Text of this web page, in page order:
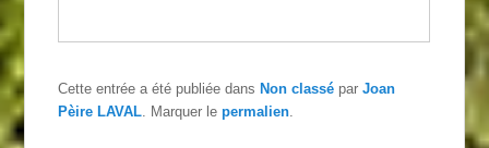
Cette entrée a été publiée dansNon classé parJoan
Pèire LAVAL . Marquer lepermalien